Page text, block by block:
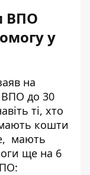
ВПО
у
на
ВПО до 30
ті, хто
кошти
мають
ще на 6